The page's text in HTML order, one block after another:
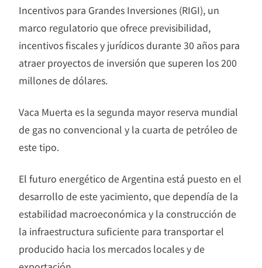
Incentivos para Grandes Inversiones (RIGI), un
marco regulatorio que ofrece previsibilidad,
incentivos fiscales y jurídicos durante 30 años para
atraer proyectos de inversión que superen los 200
millones de dólares.
Vaca Muerta es la segunda mayor reserva mundial
de gas no convencional y la cuarta de petróleo de
este tipo.
El futuro energético de Argentina está puesto en el
desarrollo de este yacimiento, que dependía de la
estabilidad macroeconómica y la construcción de
la infraestructura suficiente para transportar el
producido hacia los mercados locales y de